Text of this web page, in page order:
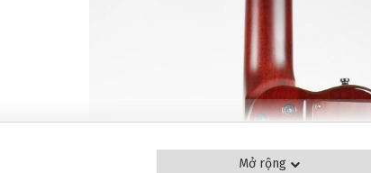
Mở rộng